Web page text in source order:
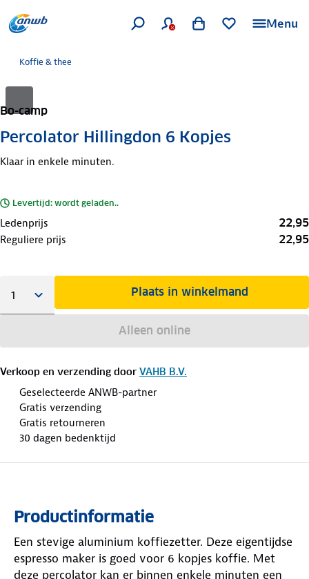
Menu
Koffie & thee
Bo-camp
Percolator Hillingdon 6 Kopjes
Klaar in enkele minuten.
Levertijd: wordt geladen..
Ledenprijs 22,95
Reguliere prijs 22,95
Plaats in winkelmand
Alleen online
Verkoop en verzending door VAHB B.V.
Geselecteerde ANWB-partner
Gratis verzending
Gratis retourneren
30 dagen bedenktijd
Productinformatie
Een stevige aluminium koffiezetter. Deze eigentijdse
espresso maker is goed voor 6 kopjes koffie. Met
deze percolator kan er binnen enkele minuten een